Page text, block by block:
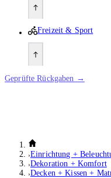
Freizeit & Sport
Geprüfte Rückgaben →
Einrichtung +
Dekoration + Komfort
Decken + Kissen +